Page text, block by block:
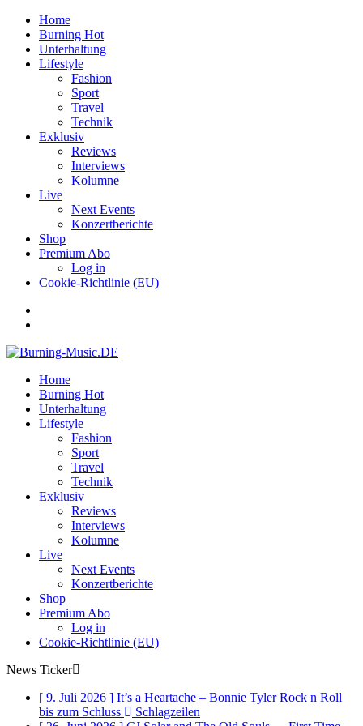
Home
Burning Hot
Unterhaltung
Lifestyle
Fashion
Sport
Travel
Technik
Exklusiv
Reviews
Interviews
Kolumne
Live
Next Events
Konzertberichte
Shop
Premium Abo
Log in
Cookie-Richtlinie (EU)
Home
Burning Hot
Unterhaltung
Lifestyle
Fashion
Sport
Travel
Technik
Exklusiv
Reviews
Interviews
Kolumne
Live
Next Events
Konzertberichte
Shop
Premium Abo
Log in
Cookie-Richtlinie (EU)
News Ticker
[ 9. Juli 2026 ] It’s a Heartache – Bonnie Tyler Rock n Roll
bis zum Schluss
Schlagzeilen